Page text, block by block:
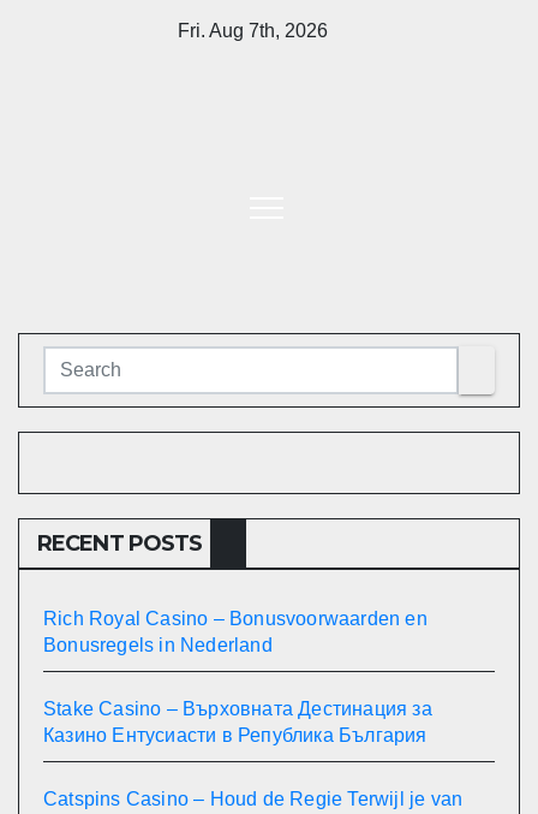
Fri. Aug 7th, 2026
RECENT POSTS
Rich Royal Casino – Bonusvoorwaarden en
Bonusregels in Nederland
Stake Casino – Върховната Дестинация за
Казино Ентусиасти в Република България
Catspins Casino – Houd de Regie Terwijl je van